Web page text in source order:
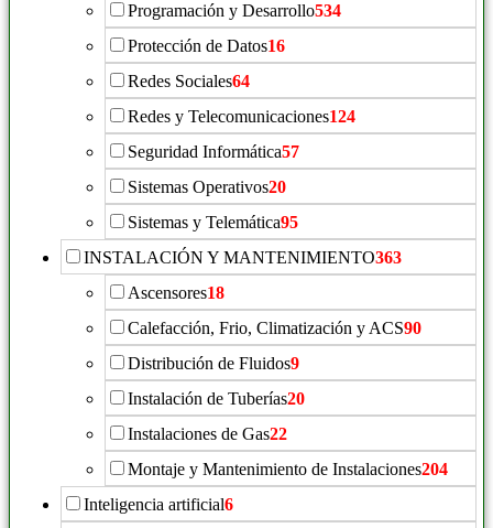
Programación y Desarrollo534
Protección de Datos16
Redes Sociales64
Redes y Telecomunicaciones124
Seguridad Informática57
Sistemas Operativos20
Sistemas y Telemática95
INSTALACIÓN Y MANTENIMIENTO363
Ascensores18
Calefacción, Frio, Climatización y ACS90
Distribución de Fluidos9
Instalación de Tuberías20
Instalaciones de Gas22
Montaje y Mantenimiento de Instalaciones204
Inteligencia artificial6